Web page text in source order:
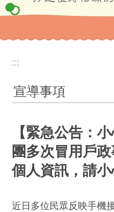
:::
:::
宣導事項
【緊急公告：
團多次冒用戶
個人資訊，請小
近日多位民眾反映手機